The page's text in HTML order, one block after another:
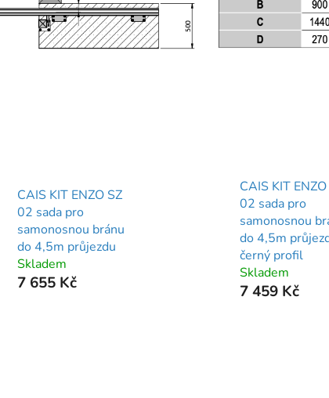
CAIS KIT ENZO SZ
02 sada pro
samonosnou bránu
do 4,5m průjezdu
Skladem
7 655 Kč
CAIS KIT
02 sada pro
samonosnou
do 4,5m
černý profil
Skladem
7 459 Kč